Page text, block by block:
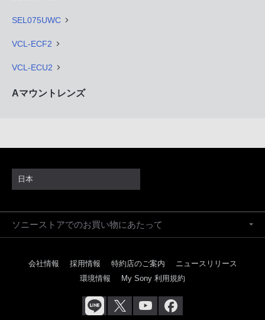
SEL075UWC
VCL-ECF2
VCL-ECU2
Aマウントレンズ
日本
ソニーストアでのお買い物にあたって
会社情報 採用情報 特約店のご案内
ニュースリリース
環境情報
My Sony 利用規約